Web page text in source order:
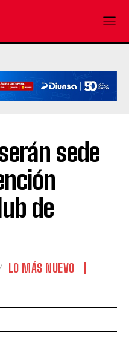
sede
de
LO MÁS NUEVO